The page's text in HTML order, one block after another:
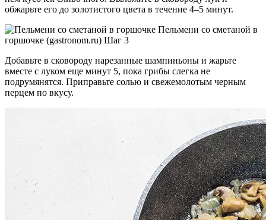
обжарьте его до золотистого цвета в течение 4–5 минут.
Пельмени со сметаной в
горшочке (gastronom.ru) Шаг 3
Добавьте в сковороду нарезанные шампиньоны и жарьте
вместе с луком еще минут 5, пока грибы слегка не
подрумянятся. Приправьте солью и свежемолотым черным
перцем по вкусу.